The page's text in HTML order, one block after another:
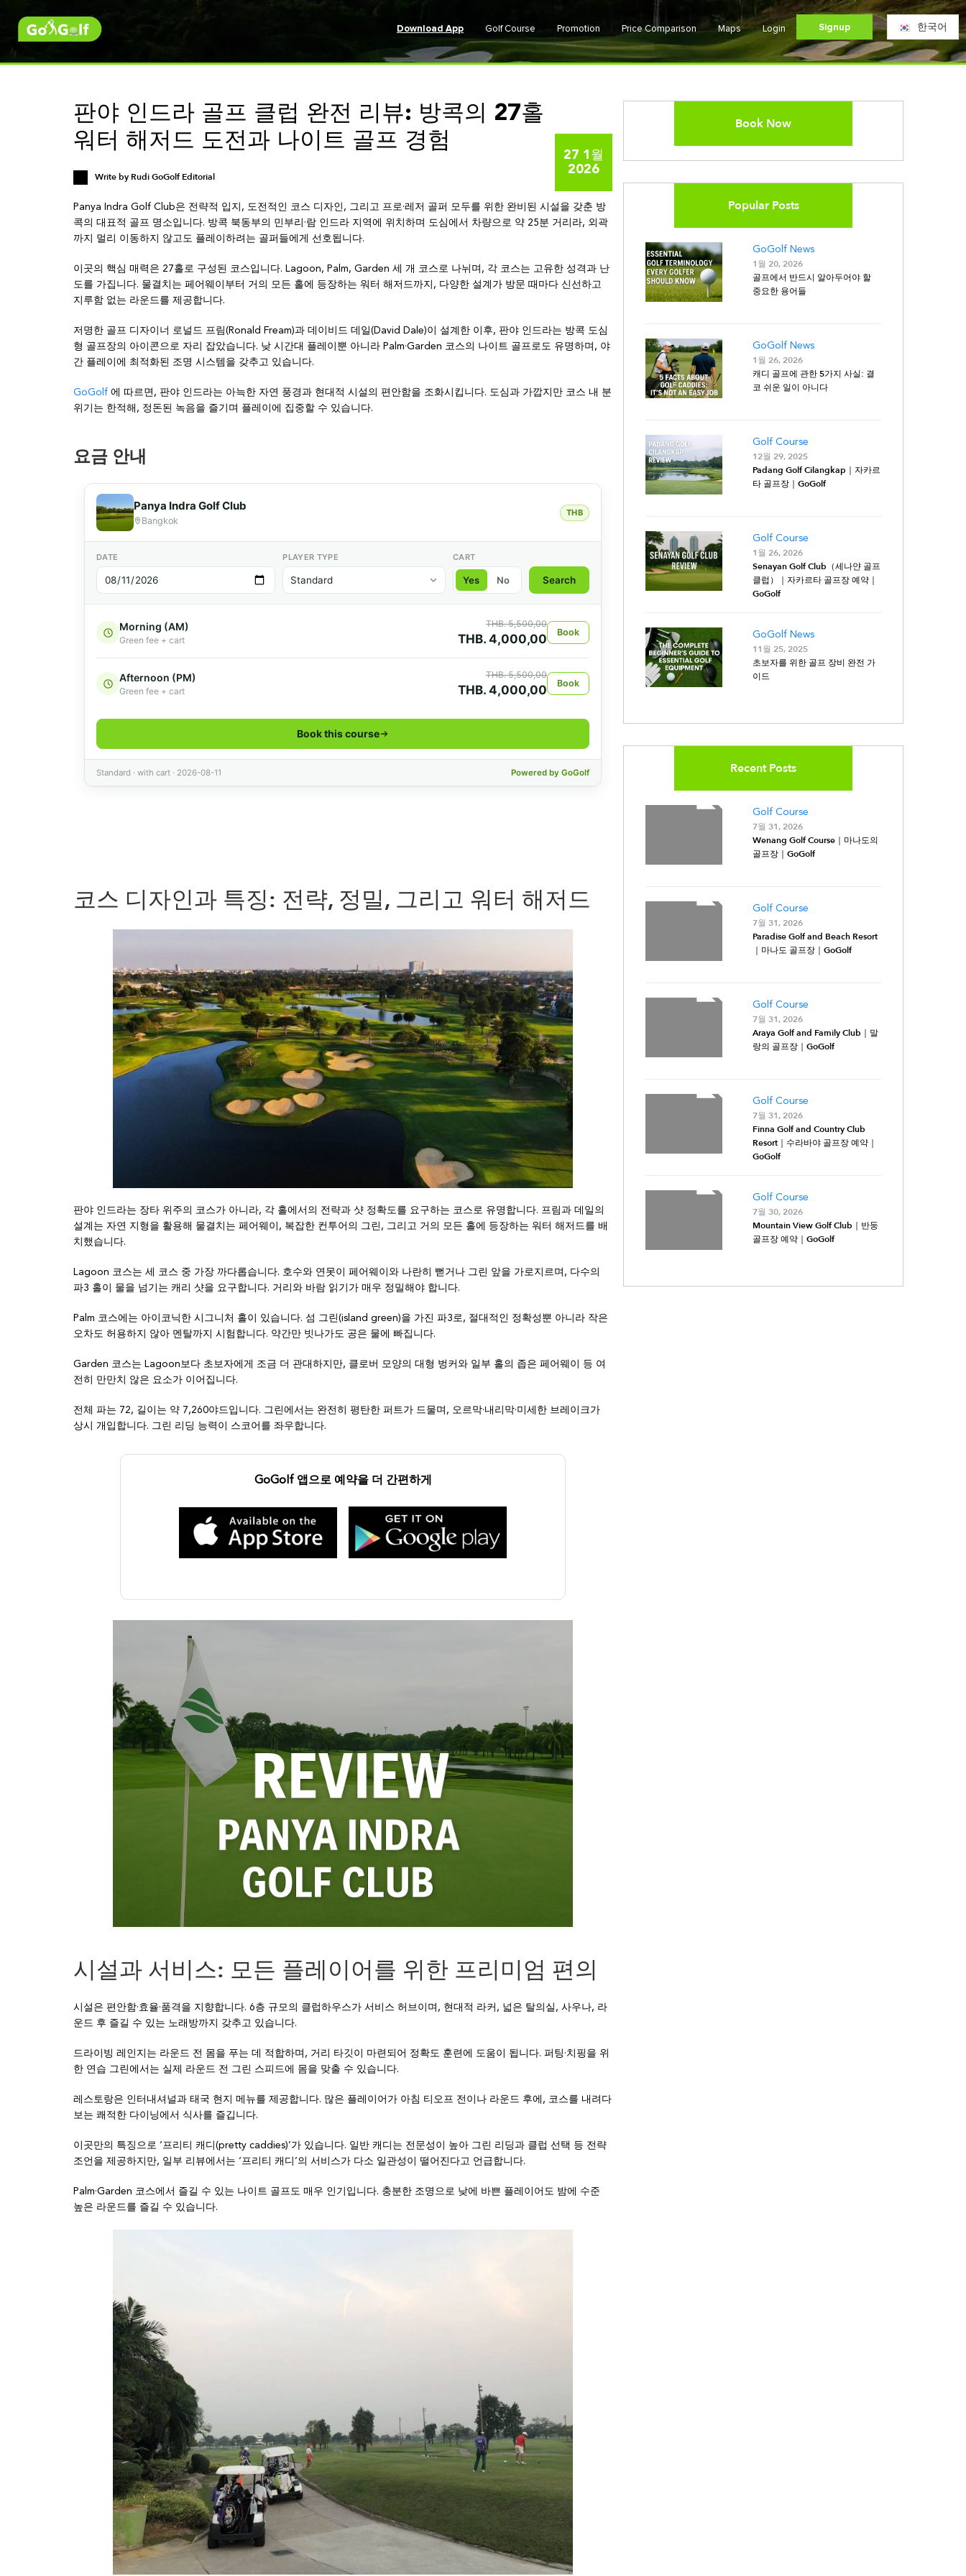
Download App Golf Course Promotion Price Comparison Maps Login Signup 한국어
판야 인드라 골프 클럽 완전 리뷰: 방콕의 27홀
워터 해저드 도전과 나이트 골프 경험
27 1월
2026
Write by Rudi GoGolf Editorial
Panya Indra Golf Club은 전략적 입지, 도전적인 코스 디자인, 그리고 프로·레저 골퍼 모두를 위한 완비된 시설을 갖춘 방
콕의 대표적 골프 명소입니다. 방콕 북동부의 민부리·람 인드라 지역에 위치하며 도심에서 차량으로 약 25분 거리라, 외곽
까지 멀리 이동하지 않고도 플레이하려는 골퍼들에게 선호됩니다.
이곳의 핵심 매력은 27홀로 구성된 코스입니다. Lagoon, Palm, Garden 세 개 코스로 나뉘며, 각 코스는 고유한 성격과 난
도를 가집니다. 물결치는 페어웨이부터 거의 모든 홀에 등장하는 워터 해저드까지, 다양한 설계가 방문 때마다 신선하고
지루함 없는 라운드를 제공합니다.
저명한 골프 디자이너 로널드 프림(Ronald Fream)과 데이비드 데일(David Dale)이 설계한 이후, 판야 인드라는 방콕 도심
형 골프장의 아이콘으로 자리 잡았습니다. 낮 시간대 플레이뿐 아니라 Palm·Garden 코스의 나이트 골프로도 유명하며, 야
간 플레이에 최적화된 조명 시스템을 갖추고 있습니다.
GoGolf 에 따르면, 판야 인드라는 아늑한 자연 풍경과 현대적 시설의 편안함을 조화시킵니다. 도심과 가깝지만 코스 내 분
위기는 한적해, 정돈된 녹음을 즐기며 플레이에 집중할 수 있습니다.
요금 안내
코스 디자인과 특징: 전략, 정밀, 그리고 워터 해저드
판야 인드라는 장타 위주의 코스가 아니라, 각 홀에서의 전략과 샷 정확도를 요구하는 코스로 유명합니다. 프림과 데일의
설계는 자연 지형을 활용해 물결치는 페어웨이, 복잡한 컨투어의 그린, 그리고 거의 모든 홀에 등장하는 워터 해저드를 배
치했습니다.
Lagoon 코스는 세 코스 중 가장 까다롭습니다. 호수와 연못이 페어웨이와 나란히 뻗거나 그린 앞을 가로지르며, 다수의
파3 홀이 물을 넘기는 캐리 샷을 요구합니다. 거리와 바람 읽기가 매우 정밀해야 합니다.
Palm 코스에는 아이코닉한 시그니처 홀이 있습니다. 섬 그린(island green)을 가진 파3로, 절대적인 정확성뿐 아니라 작은
오차도 허용하지 않아 멘탈까지 시험합니다. 약간만 빗나가도 공은 물에 빠집니다.
Garden 코스는 Lagoon보다 초보자에게 조금 더 관대하지만, 클로버 모양의 대형 벙커와 일부 홀의 좁은 페어웨이 등 여
전히 만만치 않은 요소가 이어집니다.
전체 파는 72, 길이는 약 7,260야드입니다. 그린에서는 완전히 평탄한 퍼트가 드물며, 오르막·내리막·미세한 브레이크가
상시 개입합니다. 그린 리딩 능력이 스코어를 좌우합니다.
GoGolf 앱으로 예약을 더 간편하게
시설과 서비스: 모든 플레이어를 위한 프리미엄 편의
시설은 편안함·효율·품격을 지향합니다. 6층 규모의 클럽하우스가 서비스 허브이며, 현대적 라커, 넓은 탈의실, 사우나, 라
운드 후 즐길 수 있는 노래방까지 갖추고 있습니다.
드라이빙 레인지는 라운드 전 몸을 푸는 데 적합하며, 거리 타깃이 마련되어 정확도 훈련에 도움이 됩니다. 퍼팅·치핑을 위
한 연습 그린에서는 실제 라운드 전 그린 스피드에 몸을 맞출 수 있습니다.
레스토랑은 인터내셔널과 태국 현지 메뉴를 제공합니다. 많은 플레이어가 아침 티오프 전이나 라운드 후에, 코스를 내려다
보는 쾌적한 다이닝에서 식사를 즐깁니다.
이곳만의 특징으로 ‘프리티 캐디(pretty caddies)’가 있습니다. 일반 캐디는 전문성이 높아 그린 리딩과 클럽 선택 등 전략
조언을 제공하지만, 일부 리뷰에서는 ‘프리티 캐디’의 서비스가 다소 일관성이 떨어진다고 언급합니다.
Palm·Garden 코스에서 즐길 수 있는 나이트 골프도 매우 인기입니다. 충분한 조명으로 낮에 바쁜 플레이어도 밤에 수준
높은 라운드를 즐길 수 있습니다.
Book Now
Popular Posts
GoGolf News
1월 20, 2026
골프에서 반드시 알아두어야 할
중요한 용어들
GoGolf News
1월 26, 2026
캐디 골프에 관한 5가지 사실: 결
코 쉬운 일이 아니다
Golf Course
12월 29, 2025
Padang Golf Cilangkap｜자카르
타 골프장｜GoGolf
Golf Course
1월 26, 2026
Senayan Golf Club（세나얀 골프
클럽）｜자카르타 골프장 예약｜
GoGolf
GoGolf News
11월 25, 2025
초보자를 위한 골프 장비 완전 가
이드
Recent Posts
Golf Course
7월 31, 2026
Wenang Golf Course｜마나도의
골프장｜GoGolf
Golf Course
7월 31, 2026
Paradise Golf and Beach Resort
｜마나도 골프장｜GoGolf
Golf Course
7월 31, 2026
Araya Golf and Family Club｜말
랑의 골프장｜GoGolf
Golf Course
7월 31, 2026
Finna Golf and Country Club
Resort｜수라바야 골프장 예약｜
GoGolf
Golf Course
7월 30, 2026
Mountain View Golf Club｜반둥
골프장 예약｜GoGolf